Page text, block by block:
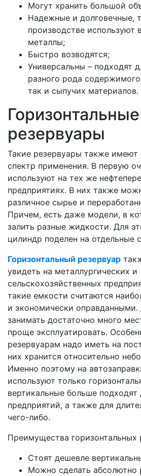
Могут хранить большой
Надежные и долговечные,
производстве используют
металлы;
Быстро возводятся;
Универсальны – подходят
разного рода
так и сыпучих материалов.
Горизонтальные
резервуары
Такие резервуары также
спектр применения. В первую
используют на тех же
предприятиях. В них также
различное сырье и
Причем, есть даже модели, в
залить разные жидкости. Для
цилиндр поделен на отдельные
Горизонтальный резервуар
увидеть на металлургических и
сельскохозяйственных
такие емкости считаются
и экономически оправданными.
занимать достаточно много
проще эксплуатировать.
резервуарам надо иметь на
них хранится относительно
Именно поэтому на
используют только
вертикальные больше подходят
предприятий, а также для
чего-либо.
Преимущества горизонтальных
Стоят дешевле
Можно сделать абсолютно